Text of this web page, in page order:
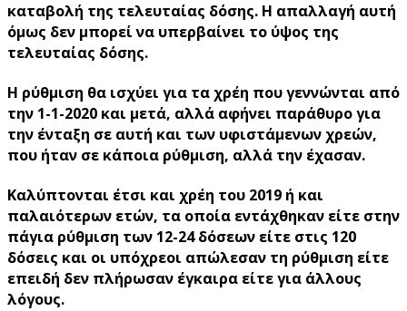
καταβολή της τελευταίας δόσης. Η απαλλαγή αυτή
όμως δεν μπορεί να υπερβαίνει το ύψος της
τελευταίας δόσης.
Η ρύθμιση θα ισχύει για τα χρέη που γεννώνται από
την 1-1-2020 και μετά, αλλά αφήνει παράθυρο για
την ένταξη σε αυτή και των υφιστάμενων χρεών,
που ήταν σε κάποια ρύθμιση, αλλά την έχασαν.
Καλύπτονται έτσι και χρέη του 2019 ή και
παλαιότερων ετών, τα οποία εντάχθηκαν είτε στην
πάγια ρύθμιση των 12-24 δόσεων είτε στις 120
δόσεις και οι υπόχρεοι απώλεσαν τη ρύθμιση είτε
επειδή δεν πλήρωσαν έγκαιρα είτε για άλλους
λόγους.